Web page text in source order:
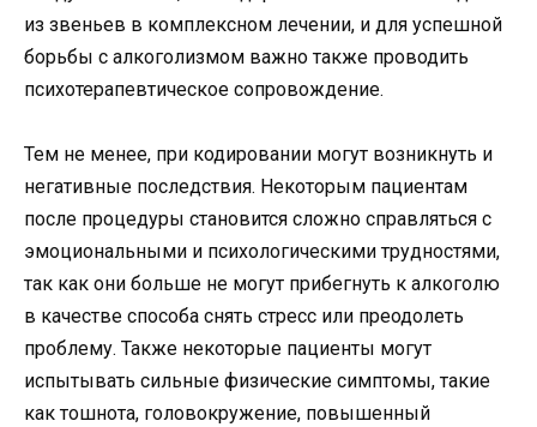
из звеньев в комплексном лечении, и для успешной
борьбы с алкоголизмом важно также проводить
психотерапевтическое сопровождение.
Тем не менее, при кодировании могут возникнуть и
негативные последствия. Некоторым пациентам
после процедуры становится сложно справляться с
эмоциональными и психологическими трудностями,
так как они больше не могут прибегнуть к алкоголю
в качестве способа снять стресс или преодолеть
проблему. Также некоторые пациенты могут
испытывать сильные физические симптомы, такие
как тошнота, головокружение, повышенный